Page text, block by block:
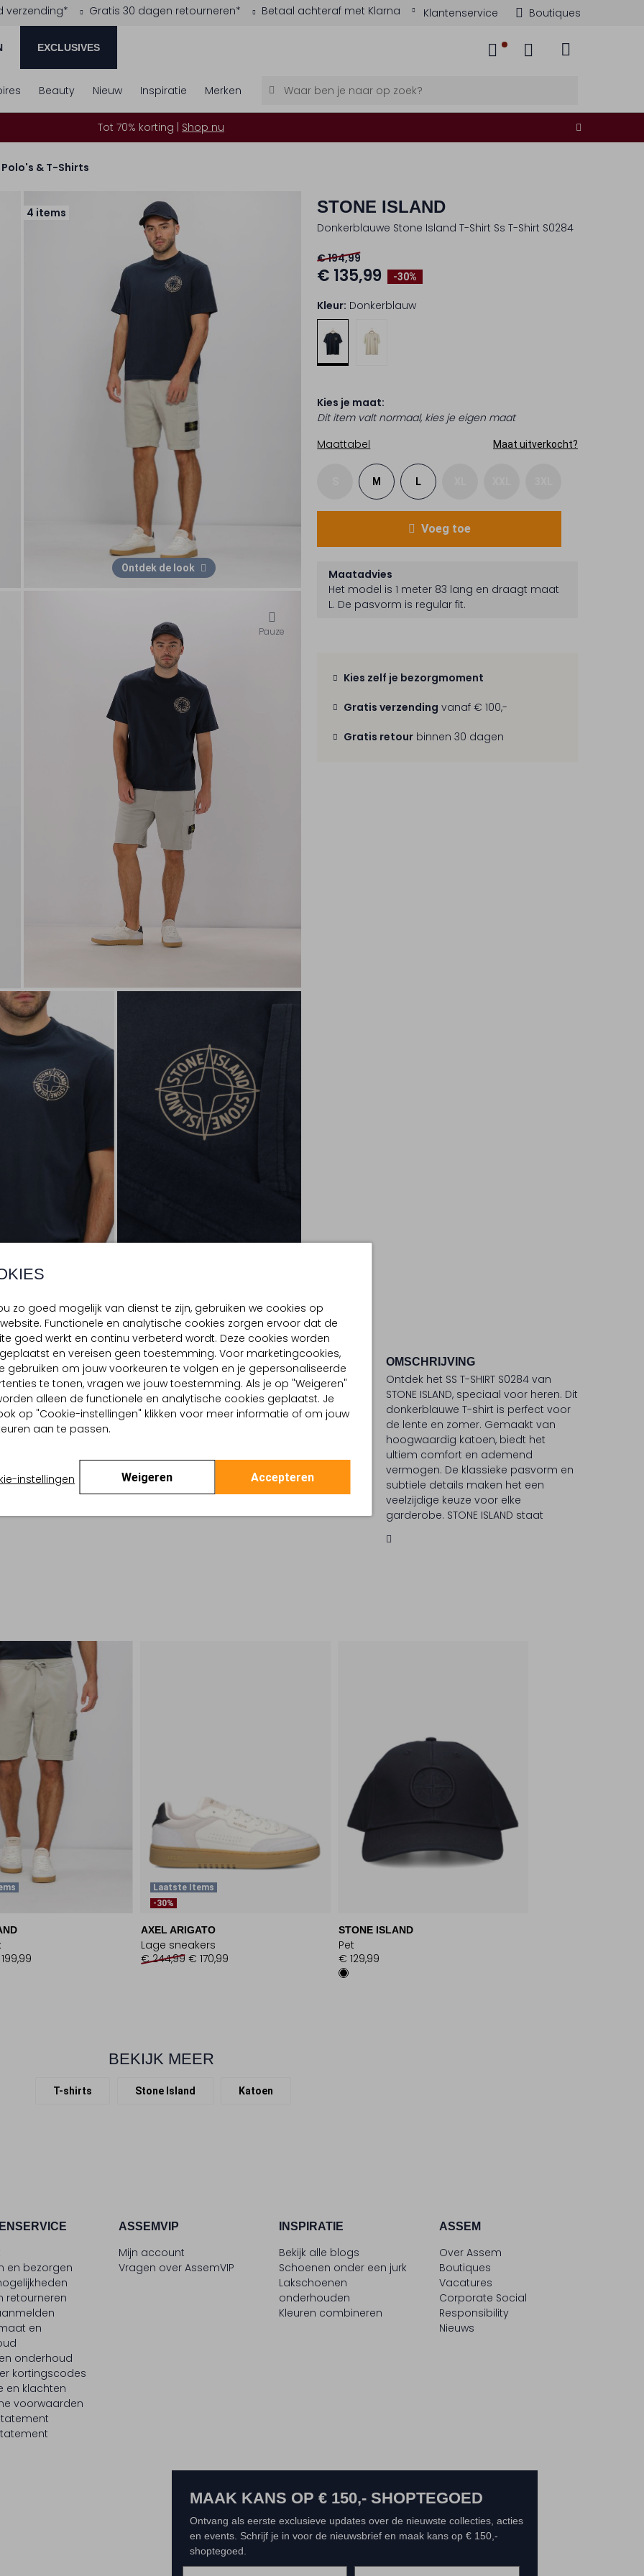
verzending* Gratis 30 dagen retourneren* Betaal achteraf met Klarna Klantenservice Boutiques
EXCLUSIVES
zo goed mogelijk van dienst te zijn, gebruiken we cookies op
Functionele en analytische cookies zorgen ervoor dat de
goed werkt en continu verbeterd wordt. Deze cookies worden
en vereisen geen toestemming. Voor marketingcookies,
gebruiken om jouw voorkeuren te volgen en je gepersonaliseerde
te tonen, vragen we jouw toestemming. Als je op "Weigeren"
alleen de functionele en analytische cookies geplaatst. Je
op "Cookie-instellingen" klikken voor meer informatie of om jouw
aan te passen.
instellingen Weigeren Accepteren
Beauty Nieuw Inspiratie Merken
Tot 70% korting | Shop nu
Polo's & T-Shirts
4 items
Ontdek de look
Pauze
STONE ISLAND
Donkerblauwe Stone Island T-Shirt Ss T-Shirt S0284
-30%
€ 194,99
€ 135,99
Kleur: Donkerblauw
Kies je maat:
Dit item valt normaal, kies je eigen maat
Maattabel
Maat uitverkocht?
M L
Voeg toe
Maatadvies
Het model is 1 meter 83 lang en draagt maat
L. De pasvorm is regular fit.
Kies zelf je bezorgmoment
Gratis verzending vanaf € 100,-
Gratis retour binnen 30 dagen
& RETOURNEREN
& PASVORM
Revival
Katoen
Korte Mouw
WASVOORSCHRIFTEN
Beperkt wassen op 30 °C
Strijken op maximaal 110 °C
Niet chemisch reinigen
OMSCHRIJVING
Ontdek het SS T-SHIRT S0284 van
STONE ISLAND, speciaal voor heren. Dit
donkerblauwe T-shirt is perfect voor
de lente en zomer. Gemaakt van
hoogwaardig katoen, biedt het
ultiem comfort en ademend
vermogen. De klassieke pasvorm en
subtiele details maken het een
veelzijdige keuze voor elke
garderobe. STONE ISLAND staat
ontwerpen en hoogwaardige
Laatste Items
-30%
AXEL ARIGATO
Lage sneakers
€ 244,99 € 170,99
STONE ISLAND
Pet
€ 129,99
BEKIJK MEER
T-shirts Stone Island Katoen
en bezorgen
retourneren
en
onderhoud
kortingscodes
en klachten
voorwaarden
ASSEMVIP
Mijn account
Vragen over AssemVIP
INSPIRATIE
Bekijk alle blogs
Schoenen onder een jurk
Lakschoenen
onderhouden
Kleuren combineren
ASSEM
Over Assem
Boutiques
Vacatures
Corporate Social
Responsibility
Nieuws
MAAK KANS OP € 150,- SHOPTEGOED
Ontvang als eerste exclusieve updates over de nieuwste collecties, acties
en events. Schrijf je in voor de nieuwsbrief en maak kans op € 150,-
shoptegoed.